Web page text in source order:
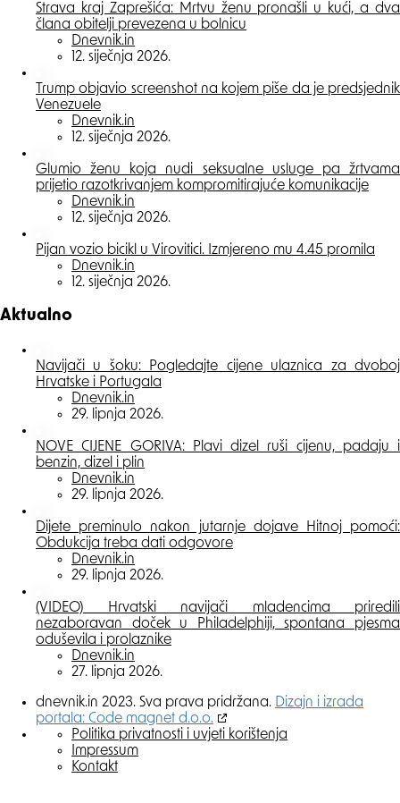
Strava kraj Zaprešića: Mrtvu ženu pronašli u kući, a dva
člana obitelji prevezena u bolnicu
Posted
Dnevnik.in
12. siječnja 2026.
Trump objavio screenshot na kojem piše da je predsjednik
Venezuele
Posted
Dnevnik.in
12. siječnja 2026.
Glumio ženu koja nudi seksualne usluge pa žrtvama
prijetio razotkrivanjem kompromitirajuće komunikacije
Posted
Dnevnik.in
12. siječnja 2026.
Pijan vozio bicikl u Virovitici. Izmjereno mu 4.45 promila
Posted
Dnevnik.in
12. siječnja 2026.
Aktualno
Navijači u šoku: Pogledajte cijene ulaznica za dvoboj
Hrvatske i Portugala
Posted
Dnevnik.in
29. lipnja 2026.
NOVE CIJENE GORIVA: Plavi dizel ruši cijenu, padaju i
benzin, dizel i plin
Posted
Dnevnik.in
29. lipnja 2026.
Dijete preminulo nakon jutarnje dojave Hitnoj pomoći:
Obdukcija treba dati odgovore
Posted
Dnevnik.in
29. lipnja 2026.
(VIDEO) Hrvatski navijači mladencima priredili
nezaboravan doček u Philadelphiji, spontana pjesma
oduševila i prolaznike
Posted
Dnevnik.in
27. lipnja 2026.
dnevnik.in 2023. Sva prava pridržana. Dizajn i izrada
portala: Code magnet d.o.o.
Politika privatnosti i uvjeti korištenja
Impressum
Kontakt